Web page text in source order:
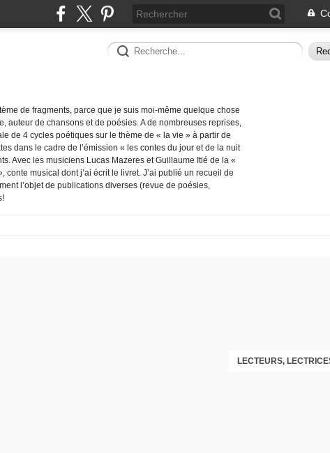
de fragments, parce que je suis moi-même quelque chose
de chansons et de poésies. A de nombreuses reprises,
de 4 cycles poétiques sur le thème de « la vie » à partir de
dans le cadre de l’émission « les contes du jour et de la nuit
Avec les musiciens Lucas Mazeres et Guillaume Itié de la «
musical dont j’ai écrit le livret. J’ai publié un recueil de
l’objet de publications diverses (revue de poésies,
LECTEURS,
LECTEURS,